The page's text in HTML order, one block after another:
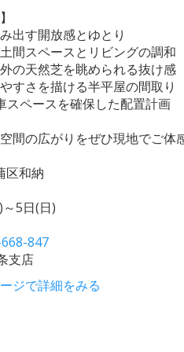
出す開放感とゆとり
間スペースとリビングの調和
の天然芝を眺められる抜け感
すさを描ける半平屋の間取り
スペースを確保した配置計画
間の広がりをぜひ現地でご体
区和納
5日(日)
847
支店
ジで詳細をみる